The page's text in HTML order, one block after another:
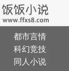
都市言情
科幻竞技
同人小说